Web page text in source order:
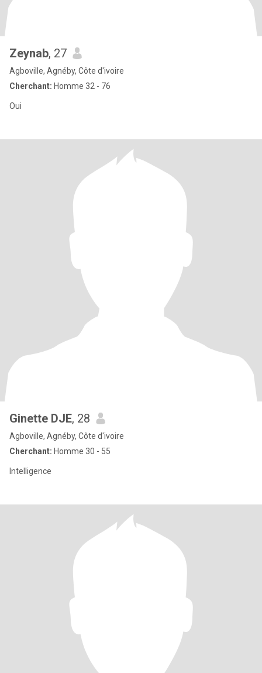
Zeynab, 27
Agboville, Agnéby, Côte d'ivoire
Cherchant: Homme 32 - 76
Oui
Ginette DJE, 28
Agboville, Agnéby, Côte d'ivoire
Cherchant: Homme 30 - 55
Intelligence